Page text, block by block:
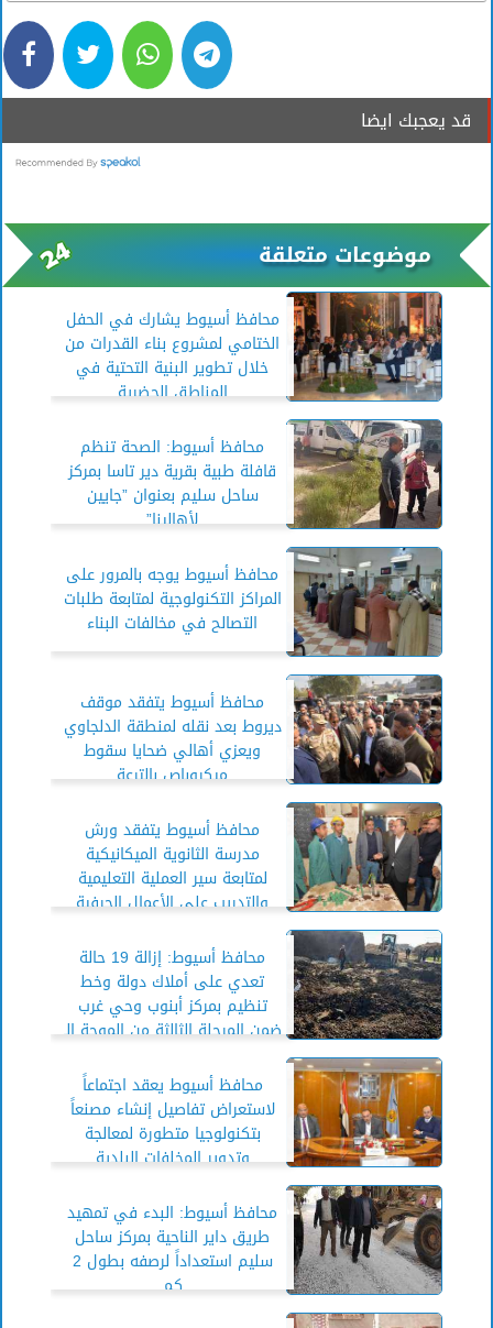
قد يعجبك ايضا
موضوعات متعلقة
محافظ أسيوط يشارك في الحفل
الختامي لمشروع بناء القدرات من
خلال تطوير البنية التحتية في
المناطق الحضرية
محافظ أسيوط: الصحة تنظم
قافلة طبية بقرية دير تاسا بمركز
ساحل سليم بعنوان ”جايين
لأهالينا”
محافظ أسيوط يوجه بالمرور على
المراكز التكنولوجية لمتابعة طلبات
التصالح في مخالفات البناء
محافظ أسيوط يتفقد موقف
ديروط بعد نقله لمنطقة الدلجاوي
ويعزي أهالي ضحايا سقوط
ميكروباص بالترعة
محافظ أسيوط يتفقد ورش
مدرسة الثانوية الميكانيكية
لمتابعة سير العملية التعليمية
والتدريب على الأعمال الحرفية
محافظ أسيوط: إزالة 19 حالة
تعدي على أملاك دولة وخط
تنظيم بمركز أبنوب وحي غرب
ضمن المرحلة الثالثة من الموجة الـ
محافظ أسيوط يعقد اجتماعاً
لاستعراض تفاصيل إنشاء مصنعاً
بتكنولوجيا متطورة لمعالجة
وتدوير المخلفات البلدية
محافظ أسيوط: البدء في تمهيد
طريق داير الناحية بمركز ساحل
سليم استعداداً لرصفه بطول 2
كم